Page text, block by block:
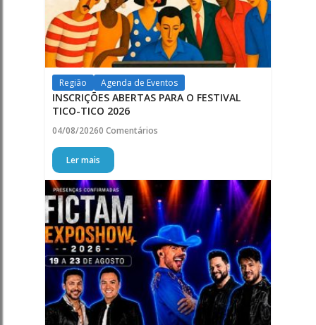
Região Agenda de Eventos
INSCRIÇÕES ABERTAS PARA O FESTIVAL
TICO-TICO 2026
04/08/20260 Comentários
Ler mais